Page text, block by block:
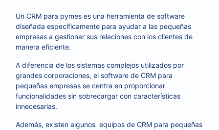
Un CRM para pymes es una herramienta de software
diseñada específicamente para ayudar a las pequeñas
empresas a gestionar sus relaciones con los clientes de
manera eficiente.
A diferencia de los sistemas complejos utilizados por
grandes corporaciones, el software de CRM para
pequeñas empresas se centra en proporcionar
funcionalidades sin sobrecargar con características
innecesarias.
Además, existen algunos equipos de CRM para pequeñas